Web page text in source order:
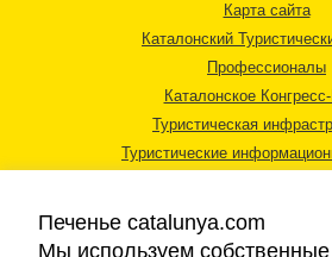
Карта сайта
Каталонский
Профессионалы
Каталонское
Туристическая
Туристические
Печенье catalunya.com
Мы используем